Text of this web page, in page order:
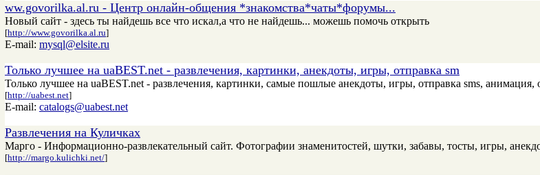
ww.govorilka.al.ru - Центр онлайн-общения *знакомства*чаты*форумы...
Новый сайт - здесь ты найдешь все что искал,а что не найдешь... можешь помочь открыть
[http://www.govorilka.al.ru]
E-mail: mysql@elsite.ru
Только лучшее на uaBEST.net - развлечения, картинки, анекдоты, игры, отправка sm
Только лучшее на uaBEST.net - развлечения, картинки, самые пошлые анекдоты, игры, отправка sms,
[http://uabest.net]
E-mail: catalogs@uabest.net
Развлечения на Куличках
Марго - Информационно-развлекательный сайт. Фотографии знаменитостей, шутки, забавы, тосты, игры,
[http://margo.kulichki.net/]